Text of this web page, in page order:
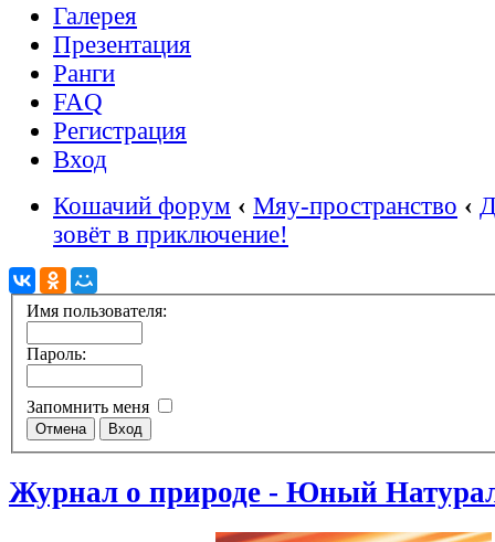
Галерея
Презентация
Ранги
FAQ
Регистрация
Вход
Кошачий форум ‹ Мяу-пространство ‹
зовёт в приключение!
Имя пользователя:
Пароль:
Запомнить меня
Журнал о природе - Юный